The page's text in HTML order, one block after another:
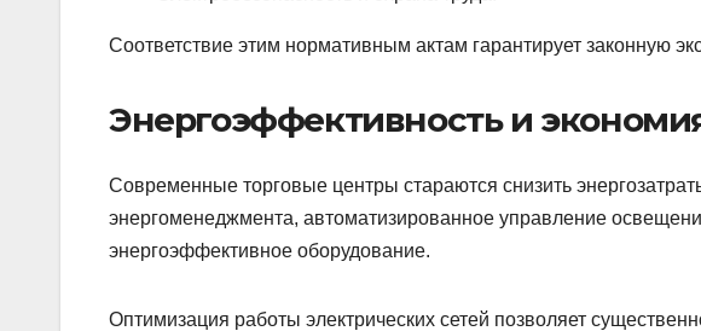
Соответствие этим нормативным актам гарантирует законную
Энергоэффективность и
Современные торговые центры стараются снизить
энергоменеджмента, автоматизированное управление
энергоэффективное оборудование.
Оптимизация работы электрических сетей позволяет